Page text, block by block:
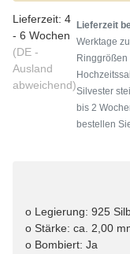
Lieferzeit: 4
- 6 Wochen
(DE -
Ausland
abweichend)
Lieferzeit
Werktage
Ringgrößen
Silvester
bis 2
bestellen
o Legierung: 925
o Stärke: ca. 2,00
o Bombiert: Ja